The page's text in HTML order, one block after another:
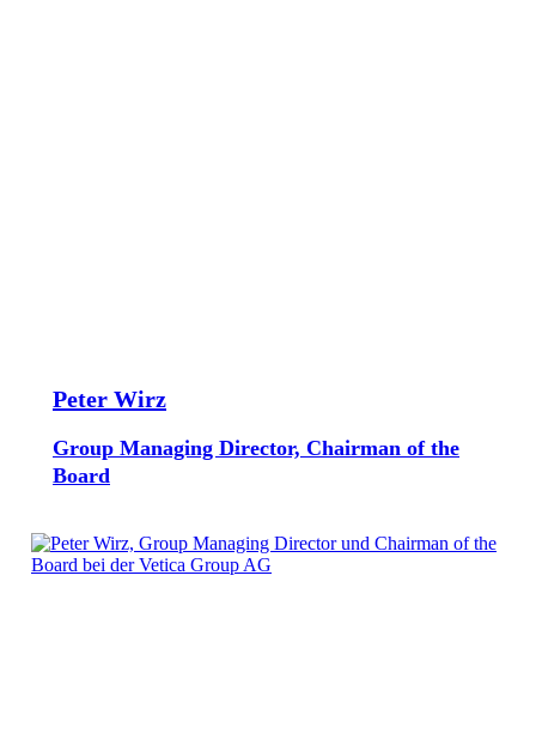
Peter Wirz
Group Managing Director, Chairman of the
Board